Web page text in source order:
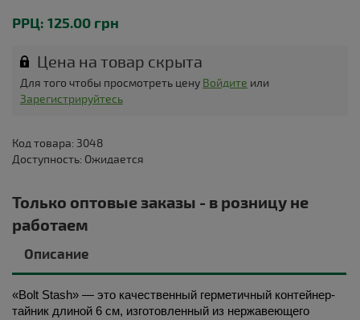
РРЦ: 125.00 грн
Цена на товар скрыта
Для того чтобы просмотреть цену Войдите или
Зарегистрируйтесь
Код товара: 3048
Доступность: Ожидается
Только оптовые заказы - в розницу не
работаем
Описание
«Bolt Stash» — это качественный герметичный контейнер-
тайник длиной 6 см, изготовленный из нержавеющего